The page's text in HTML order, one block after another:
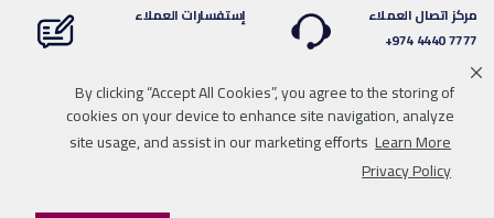
By clicking “Accept All Cookies”, you agree to the storing of
cookies on your device to enhance site navigation, analyze
site usage, and assist in our marketing efforts Learn More
Privacy Policy
مركز اتصال العملاء
7777 4440 974+
إستفسارات العملاء
LinkedinInstagramfacebookWhatsapp
twitteryoutube
للاتصال بنا تحميل الوسائط خريطة الموقع سياسة الخصوصية